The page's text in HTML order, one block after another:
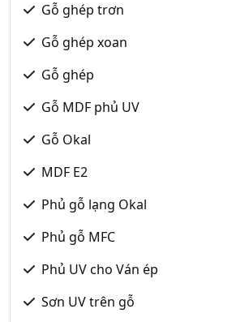
Gỗ ghép trơn
Gỗ ghép xoan
Gỗ ghép
Gỗ MDF phủ UV
Gỗ Okal
MDF E2
Phủ gỗ lạng Okal
Phủ gỗ MFC
Phủ UV cho Ván ép
Sơn UV trên gỗ